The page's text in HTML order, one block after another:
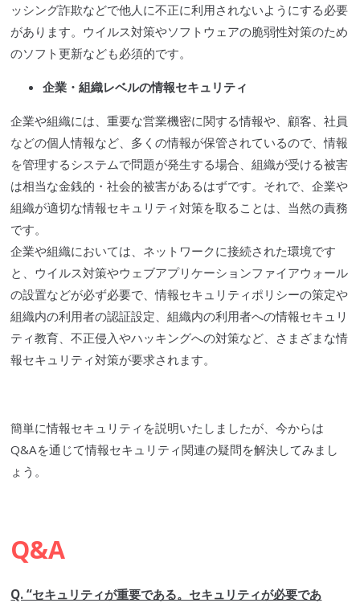
ッシング詐欺などで他人に不正に利用されないようにする必要
があります。 ウイルス対策やソフトウェアの脆弱性対策のため
のソフト更新なども必須的です。
企業・組織レベルの情報セキュリティ
企業や組織には、重要な営業機密に関する情報や、顧客、社員
などの個人情報など、多くの情報が保管されているので、情報
を管理するシステムで問題が発生する場合、組織が受ける被害
は相当な金銭的・社会的被害があるはずです。それで、企業や
組織が適切な情報セキュリティ対策を取ることは、当然の責務
です。
企業や組織においては、ネットワークに接続された環境です
と、 ウイルス対策やウェブアプリケーションファイアウォール
の設置などが必ず必要で、情報セキュリティポリシーの策定や
組織内の利用者の認証設定、組織内の利用者への情報セキュリ
ティ教育、不正侵入やハッキングへの対策など、さまざまな情
報セキュリティ対策が要求されます。
簡単に情報セキュリティを説明いたしましたが、今からは
Q&Aを通じて情報セキュリティ関連の疑問を解決してみまし
ょう。
Q&A
Q. “セキュリティが重要である。セキュリティが必要であ